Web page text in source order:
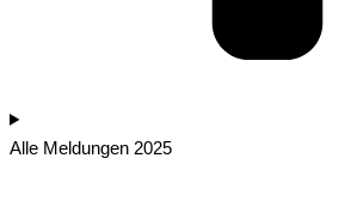
Alle Meldungen 2025